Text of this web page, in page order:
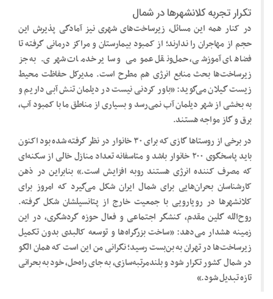
تکرار تجربه کلانشهرها در شمال
در کنار همه این مسائل، زیرساخت‌های شهری نیز آمادگی پذیرش این
حجم از مهاجران را ندارند؛ از کمبود بیمارستان و مراکز درمانی گرفته تا
فضاهای آموزشی، حمل‌ونقل عمومی و سایر خدمات شهری. به جز
زیرساخت‌ها بحث منابع انرژی هم مطرح است. مدیرکل حفاظت محیط
زیست گیلان می‌گوید: «باور کردنی نیست در دیلمان تنش آبی داریم و
به بخشی از شهر دیلمان آب نمی‌رسد و بسیاری از مناطق ما با کمبود آب،
برق و گاز مواجه هستند.
در برخی از روستاها گازی که برای ۳۰ خانوار در نظر گرفته شده بود اکنون
باید پاسخگوی ۲۰۰ خانوار باشد و متاسفانه تعداد منازل خالی از سکنه‌ای
که مصرف کننده انرژی هستند روبه افزایش است.» بنابراین در ذهن
کارشناسان بحران‌هایی برای شمال ایران شکل می‌گیرد که امروز برای
کلانشهرها در رویارویی با جمعیت خارج از پتانسیلشان شکل گرفته.
روح‌الله گلین مقدم، کنشگر اجتماعی و فعال حوزه گردشگری، در این
زمینه هشدار می‌دهد: «ساخت بزرگراه‌ها و توسعه کالبدی بدون تکمیل
زیرساخت‌ها در تهران به بن‌بست رسید؛ نگرانی من این است که همان الگو
در شمال کشور تکرار شود و بلندمرتبه‌سازی، به جای راه‌حل، خود به بحرانی
تازه تبدیل شود.»